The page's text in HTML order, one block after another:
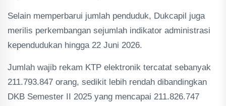
Selain memperbarui jumlah penduduk, Dukcapil juga
merilis perkembangan sejumlah indikator administrasi
kependudukan hingga 22 Juni 2026.
Jumlah wajib rekam KTP elektronik tercatat sebanyak
211.793.847 orang, sedikit lebih rendah dibandingkan
DKB Semester II 2025 yang mencapai 211.826.747